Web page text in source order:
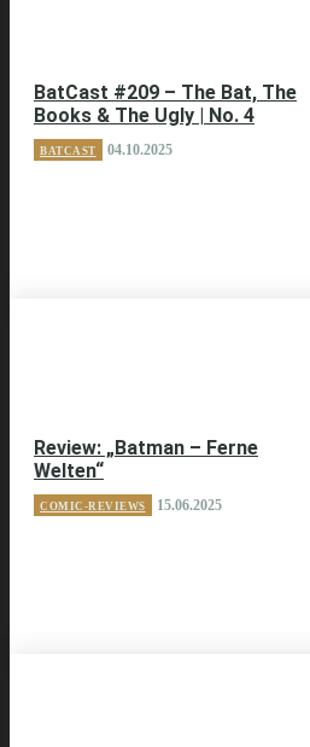
BatCast #209 – The Bat, The
Books & The Ugly | No. 4
BATCAST 04.10.2025
Review: „Batman – Ferne
Welten“
COMIC-REVIEWS 15.06.2025